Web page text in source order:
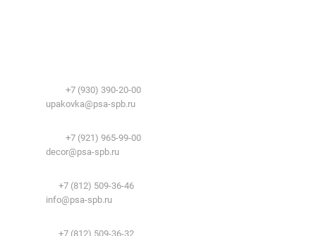
Реквизиты
Вопрос-ответ
+7 (930) 390-20-00
upakovka@psa-spb.ru
+7 (921) 965-99-00
decor@psa-spb.ru
+7 (812) 509-36-46
info@psa-spb.ru
+7 (812) 509-36-32